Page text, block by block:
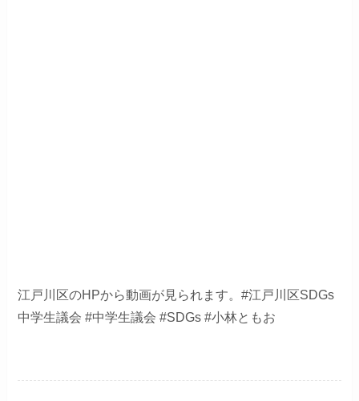
江戸川区のHPから動画が見られます。#江戸川区SDGs
中学生議会 #中学生議会 #SDGs #小林ともお